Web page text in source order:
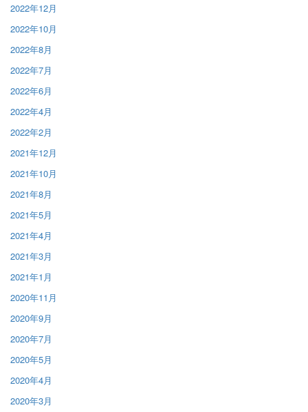
2022年12月
2022年10月
2022年8月
2022年7月
2022年6月
2022年4月
2022年2月
2021年12月
2021年10月
2021年8月
2021年5月
2021年4月
2021年3月
2021年1月
2020年11月
2020年9月
2020年7月
2020年5月
2020年4月
2020年3月